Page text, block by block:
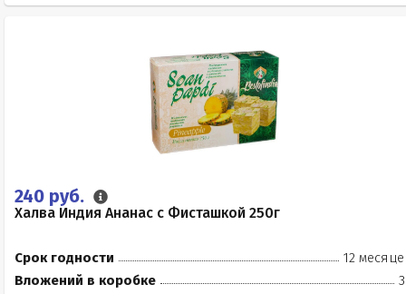
240 руб.
Халва Индия Ананас с Фисташкой 250г
Срок годности
12
Вложений в коробке